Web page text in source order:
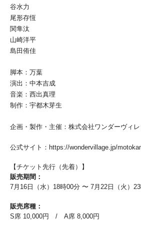
谷水力
尾形存恆
関隼汰
山崎洋平
島田侑佳
脚本：万葉
演出：中本吉成
音楽：西出真理
制作：宇都木芽生
企画・製作・主催：株式会社ワンダーヴィレ
公式サイト： https://wondervillage.jp/
【チケット先行（先着）】
販売期間：
7月16日（水）18時00分 〜 7月22日（火）
販売席種：
S席 10,000円 / A席 8,000円